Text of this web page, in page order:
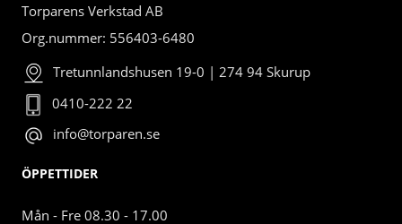
Torparens Verkstad AB
Org.nummer: 556403-6480
Tretunnlandshusen 19-0 | 274 94 Skurup
0410-222 22
info@torparen.se
ÖPPETTIDER
Mån - Fre 08.30 - 17.00